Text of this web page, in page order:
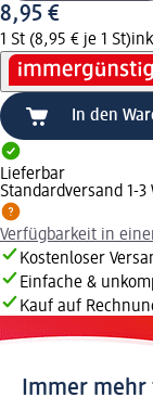
8,95 €
1 St (8,95 € je 1 St)
In den
Lieferbar
Standardversand 1-3
Verfügbarkeit in
Kostenloser
Einfache &
Kauf auf
Immer